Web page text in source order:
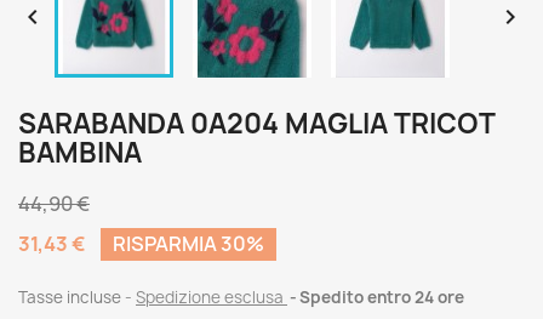
 
SARABANDA 0A204 MAGLIA TRICOT
BAMBINA
44,90 €
31,43 €
RISPARMIA 30%
Tasse incluse Spedizione esclusa Spedito entro 24 ore